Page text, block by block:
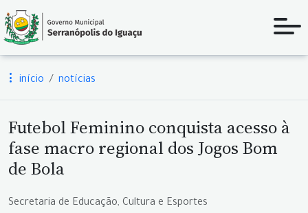
início notícias
Futebol Feminino conquista acesso à
fase macro regional dos Jogos Bom
de Bola
Secretaria de Educação, Cultura e Esportes